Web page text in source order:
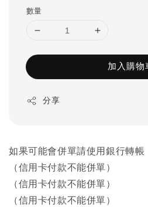
數量
加入購物
分享
如果可能會併單請使用銀行轉帳
（信用卡付款不能併單）
（信用卡付款不能併單）
（信用卡付款不能併單）